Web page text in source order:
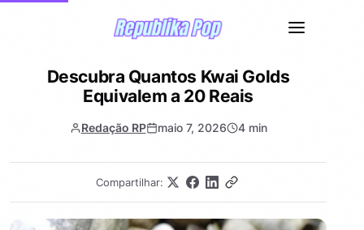
Descubra Quantos Kwai Golds
Equivalem a 20 Reais
Redação RP maio 7, 2026 4 min
Compartilhar: